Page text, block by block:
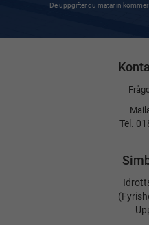
De uppgifter du matar in
Tel.